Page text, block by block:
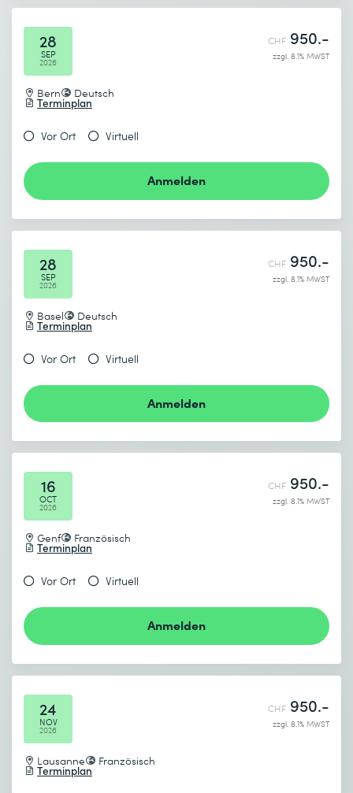
28
SEP
2026
Bern Deutsch
Terminplan
CHF 950.-
zzgl. 8.1% MWST
Vor Ort Virtuell
Anmelden
28
SEP
2026
Basel Deutsch
Terminplan
CHF 950.-
zzgl. 8.1% MWST
Vor Ort Virtuell
Anmelden
16
OCT
2026
Genf Französisch
Terminplan
CHF 950.-
zzgl. 8.1% MWST
Vor Ort Virtuell
Anmelden
24
NOV
2026
Lausanne Französisch
Terminplan
CHF 950.-
zzgl. 8.1% MWST